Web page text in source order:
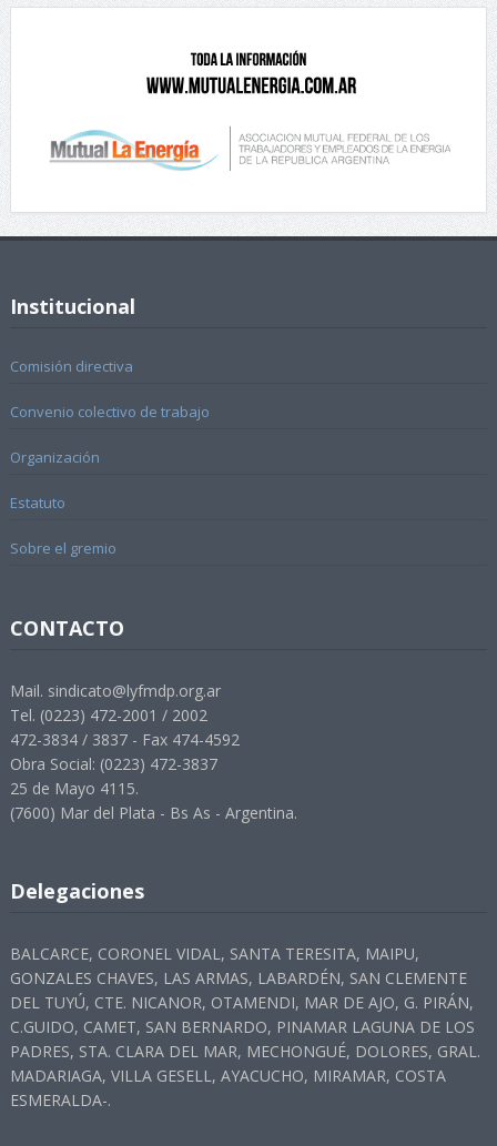
Institucional
Comisión directiva
Convenio colectivo de trabajo
Organización
Estatuto
Sobre el gremio
CONTACTO
Mail. sindicato@lyfmdp.org.ar
Tel. (0223) 472-2001 / 2002
472-3834 / 3837 - Fax 474-4592
Obra Social: (0223) 472-3837
25 de Mayo 4115.
(7600) Mar del Plata - Bs As - Argentina.
Delegaciones
BALCARCE, CORONEL VIDAL, SANTA TERESITA, MAIPU,
GONZALES CHAVES, LAS ARMAS, LABARDÉN, SAN CLEMENTE
DEL TUYÚ, CTE. NICANOR, OTAMENDI, MAR DE AJO, G. PIRÁN,
C.GUIDO, CAMET, SAN BERNARDO, PINAMAR LAGUNA DE LOS
PADRES, STA. CLARA DEL MAR, MECHONGUÉ, DOLORES, GRAL.
MADARIAGA, VILLA GESELL, AYACUCHO, MIRAMAR, COSTA
ESMERALDA-.